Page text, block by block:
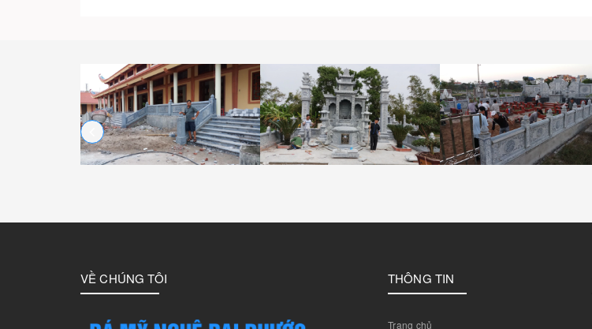
VỀ CHÚNG TÔI THÔNG TIN
Trang chủ